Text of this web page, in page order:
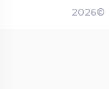
2026©